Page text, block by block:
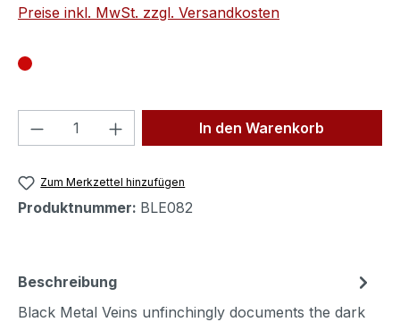
Preise inkl. MwSt. zzgl. Versandkosten
Produkt Anzahl: Gib denIn den Warenkorb
Zum Merkzettel hinzufügen
Produktnummer: BLE082
Beschreibung
Black Metal Veins unfinchingly documents the dark